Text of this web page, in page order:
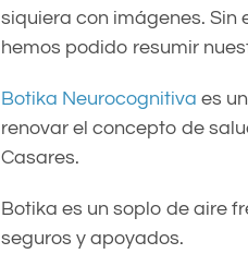
siquiera con imágenes. Sin
hemos podido resumir
Botika Neurocognitiva es
renovar el concepto de
Casares.
Botika es un soplo de aire
seguros y apoyados.